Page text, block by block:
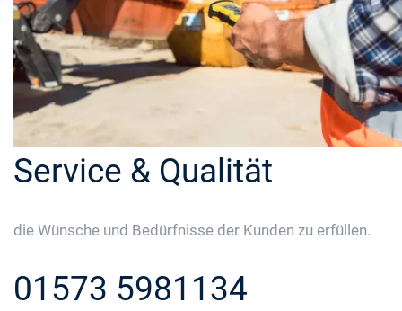
Service & Qualität
die Wünsche und Bedürfnisse der Kunden zu erfüllen.
01573 5981134